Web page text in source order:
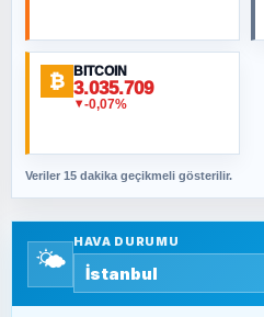
ORHAN KILIÇOĞLU
Fahişeye beyinli bir
SAVAŞ ŞAHİN
SEYFULLAH ÇİÇEK
₿ BITCOIN
3.035.709
▼-0,07%
Veriler 15 dakika geçikmeli gösterilir.
🌤️
HAVA DURUMU